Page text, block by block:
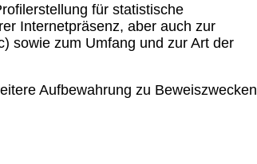
für statistische
Internetpräsenz, aber auch zur
sowie zum Umfang und zur Art der
Aufbewahrung zu Beweiszwecken